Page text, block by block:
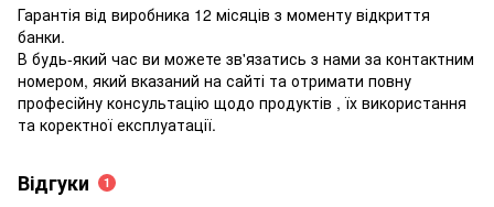
Гарантія від виробника 12 місяців з моменту відкриття
банки.
В будь-який час ви можете зв'язатись з нами за контактним
номером, який вказаний на сайті та отримати повну
професійну консультацію щодо продуктів , їх використання
та коректної експлуатації.
Відгуки 1